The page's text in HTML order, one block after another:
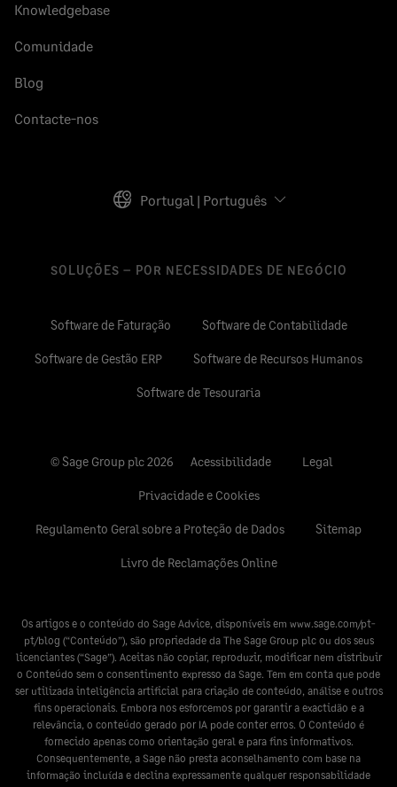
Knowledgebase
Comunidade
Blog
Contacte-nos
Portugal | Português
SOLUÇÕES – POR NECESSIDADES DE NEGÓCIO
Software de Faturação Software de Contabilidade
Software de Gestão ERP Software de Recursos Humanos
Software de Tesouraria
© Sage Group plc 2026 Acessibilidade Legal
Privacidade e Cookies
Regulamento Geral sobre a Proteção de Dados Sitemap
Livro de Reclamações Online
Os artigos e o conteúdo do Sage Advice, disponíveis em www.sage.com/pt-
pt/blog (“Conteúdo”), são propriedade da The Sage Group plc ou dos seus
licenciantes (“Sage”). Aceitas não copiar, reproduzir, modificar nem distribuir
o Conteúdo sem o consentimento expresso da Sage. Tem em conta que pode
ser utilizada inteligência artificial para criação de conteúdo, análise e outros
fins operacionais. Embora nos esforcemos por garantir a exactidão e a
relevância, o conteúdo gerado por IA pode conter erros. O Conteúdo é
fornecido apenas como orientação geral e para fins informativos.
Consequentemente, a Sage não presta aconselhamento com base na
informação incluída e declina expressamente qualquer responsabilidade